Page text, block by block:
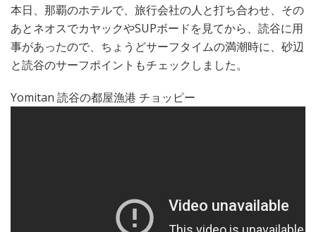
本日、那覇のホテルで、旅行会社の人と打ち合わせ、その
あとネオスでカヤックやSUPボードを見てから、読谷に用
事があったので、ちょうどサーフタイムの満潮時に、砂辺
と読谷のサーフポイントもチェックしました。
Yomitan 読谷の都屋漁港 チョッピー